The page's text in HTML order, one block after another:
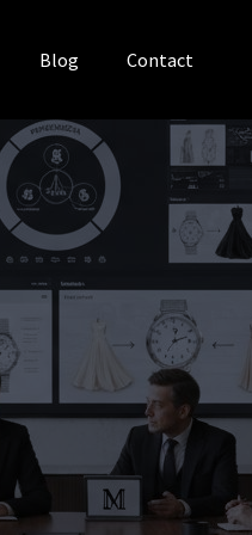
Blog Contact